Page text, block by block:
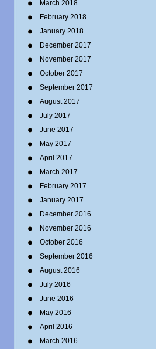
March 2018
February 2018
January 2018
December 2017
November 2017
October 2017
September 2017
August 2017
July 2017
June 2017
May 2017
April 2017
March 2017
February 2017
January 2017
December 2016
November 2016
October 2016
September 2016
August 2016
July 2016
June 2016
May 2016
April 2016
March 2016